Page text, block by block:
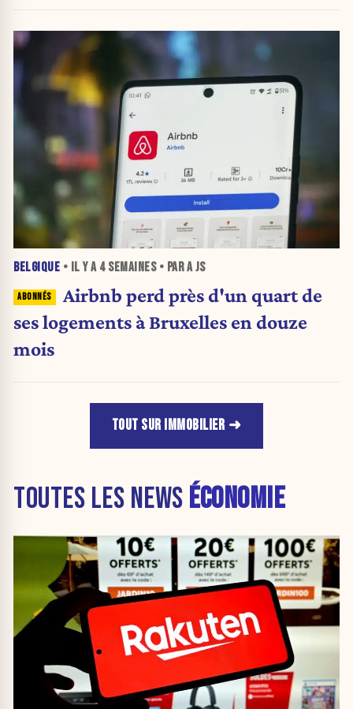
BELGIQUE • IL Y A 4 SEMAINES• PAR A JS
Airbnb perd près d'un quart de
ses logements à Bruxelles en douze
mois
TOUT SUR IMMOBILIER
TOUTES LES NEWS ÉCONOMIE